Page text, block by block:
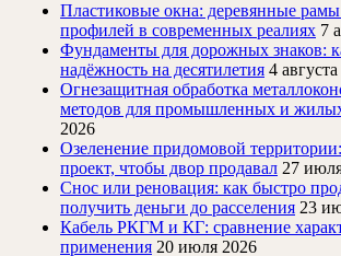
Пластиковые окна: деревянные
профилей в современных реалиях 7
Фундаменты для дорожных знаков:
надёжность на десятилетия 4
Огнезащитная обработка
методов для промышленных и
2026
Озеленение придомовой
проект, чтобы двор продавал 27
Снос или реновация: как быстро
получить деньги до расселения 23
Кабель РКГМ и КГ: сравнение
применения 20 июля 2026